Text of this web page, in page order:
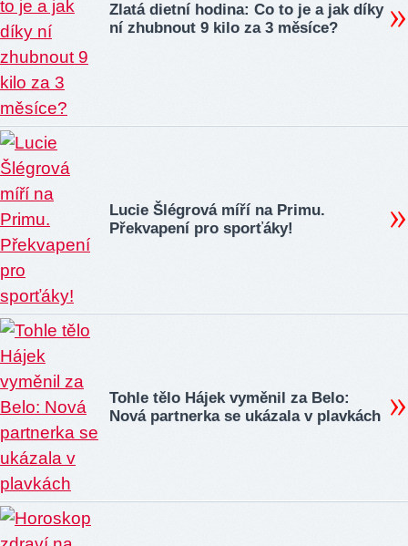
Zlatá dietní hodina: Co to je a jak díky
ní zhubnout 9 kilo za 3 měsíce?
Lucie Šlégrová míří na Primu.
Překvapení pro sporťáky!
Tohle tělo Hájek vyměnil za Belo:
Nová partnerka se ukázala v plavkách